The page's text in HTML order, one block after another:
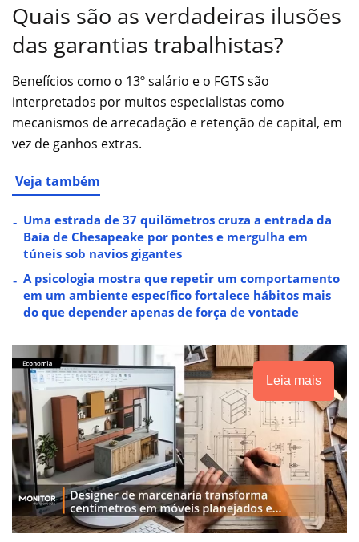
Quais são as verdadeiras ilusões
das garantias trabalhistas?
Benefícios como o 13º salário e o FGTS são
interpretados por muitos especialistas como
mecanismos de arrecadação e retenção de capital, em
vez de ganhos extras.
Veja também
Uma estrada de 37 quilômetros cruza a entrada da
Baía de Chesapeake por pontes e mergulha em
túneis sob navios gigantes
A psicologia mostra que repetir um comportamento
em um ambiente específico fortalece hábitos mais
do que depender apenas de força de vontade
Leia mais